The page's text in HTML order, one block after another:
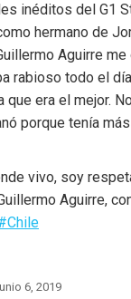
inéditos del G1
hermano de
Aguirre
rabioso todo el
era el mejor.
porque tenía
vivo, soy
Aguirre,
6, 2019